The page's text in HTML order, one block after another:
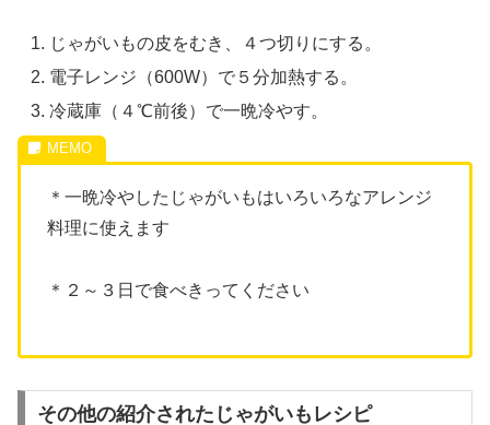
じゃがいもの皮をむき、４つ切りにする。
電子レンジ（600W）で５分加熱する。
冷蔵庫（４℃前後）で一晩冷やす。
＊一晩冷やしたじゃがいもはいろいろなアレンジ
料理に使えます
＊２～３日で食べきってください
その他の紹介されたじゃがいもレシピ